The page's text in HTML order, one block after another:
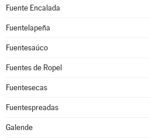
Fuente Encalada
Fuentelapeña
Fuentesaúco
Fuentes de Ropel
Fuentesecas
Fuentespreadas
Galende